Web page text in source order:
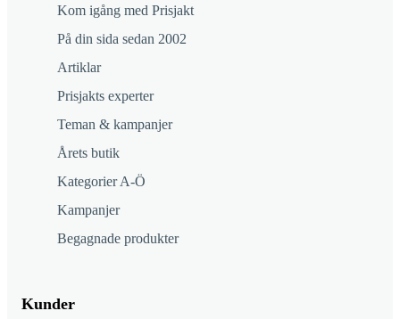
Kom igång med Prisjakt
På din sida sedan 2002
Artiklar
Prisjakts experter
Teman & kampanjer
Årets butik
Kategorier A-Ö
Kampanjer
Begagnade produkter
Kunder